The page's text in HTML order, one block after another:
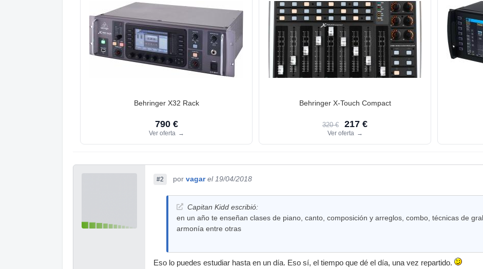
Behringer X32 Rack
790 €
Ver oferta →
Behringer X-Touch Compact
320 € 217 €
Ver oferta →
#2 por vagar el 19/04/2018
Capitan Kidd escribió:
en un año te enseñan clases de piano, canto, composición y arreglos, combo, técnicas de
armonía entre otras
Eso lo puedes estudiar hasta en un día. Eso sí, el tiempo que dé el día, una vez repartido.